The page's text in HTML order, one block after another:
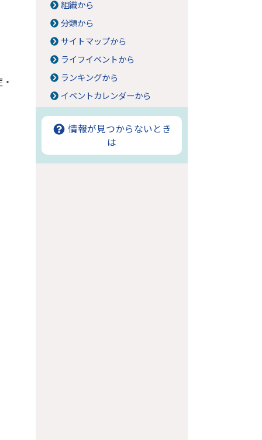
組織から
分類から
サイトマップから
ライフイベントから
ランキングから
イベントカレンダーから
情報が見つからないとき
は